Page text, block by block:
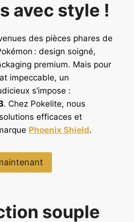
avec style !
des pièces phares de
: design soigné,
premium. Mais pour
impeccable, un
s’impose :
. Chez Pokelite, nous
efficaces et
Phoenix Shield.
souple